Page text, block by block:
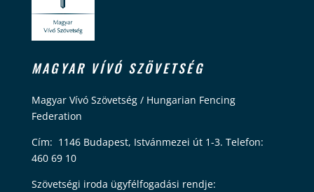
MAGYAR VÍVÓ SZÖVETSÉG
Magyar Vívó Szövetség / Hungarian Fencing
Federation
Cím: 1146 Budapest, Istvánmezei út 1-3. Telefon:
460 69 10
Szövetségi iroda ügyfélfogadási rendje: